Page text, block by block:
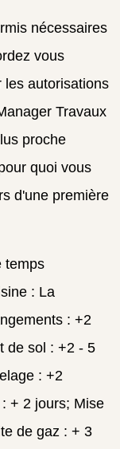
nécessaires
vous
les autorisations
Travaux
proche
quoi vous
d'une première
temps
: La
: +2
de sol : +2 - 5
: +2
+ 2 jours; Mise
de gaz : + 3